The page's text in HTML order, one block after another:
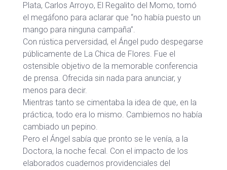
Plata, Carlos Arroyo, El Regalito del Momo, tomó
el megáfono para aclarar que “no había puesto un
mango para ninguna campaña”.
Con rústica perversidad, el Ángel pudo despegarse
públicamente de La Chica de Flores. Fue el
ostensible objetivo de la memorable conferencia
de prensa. Ofrecida sin nada para anunciar, y
menos para decir.
Mientras tanto se cimentaba la idea de que, en la
práctica, todo era lo mismo. Cambiemos no había
cambiado un pepino.
Pero el Ángel sabía que pronto se le venía, a la
Doctora, la noche fecal. Con el impacto de los
elaborados cuadernos providenciales del